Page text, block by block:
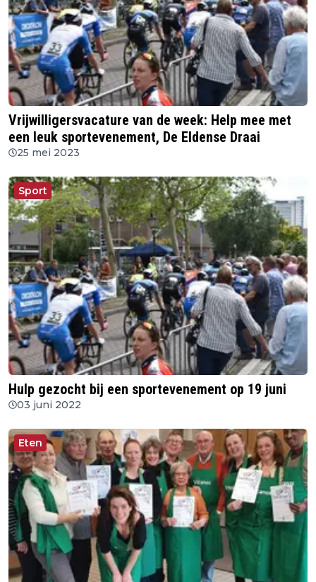
Vrijwilligersvacature van de week: Help mee met
een leuk sportevenement, De Eldense Draai
25 mei 2023
Sport
Hulp gezocht bij een sportevenement op 19 juni
03 juni 2022
Eten